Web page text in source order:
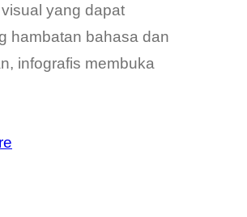
yang dapat
hambatan bahasa dan
infografis membuka